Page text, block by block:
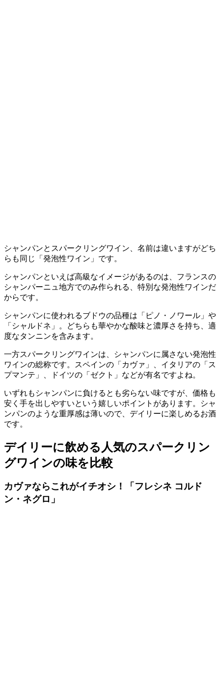
シャンパンとスパークリングワイン、名前は違いますがどち
らも同じ「発泡性ワイン」です。
シャンパンといえば高級なイメージがあるのは、フランスの
シャンパーニュ地方でのみ作られる、特別な発泡性ワインだ
からです。
シャンパンに使われるブドウの品種は「ピノ・ノワール」や
「シャルドネ」。どちらも華やかな酸味と濃厚さを持ち、適
度なタンニンを含みます。
一方スパークリングワインは、シャンパンに属さない発泡性
ワインの総称です。スペインの「カヴァ」、イタリアの「ス
プマンテ」、ドイツの「ゼクト」などが有名ですよね。
いずれもシャンパンに負けるとも劣らない味ですが、価格も
安く手を出しやすいという嬉しいポイントがあります。シャ
ンパンのような重厚感は薄いので、デイリーに楽しめるお酒
です。
デイリーに飲める人気のスパークリン
グワインの味を比較
カヴァならこれがイチオシ！「フレシネ コルド
ン・ネグロ」